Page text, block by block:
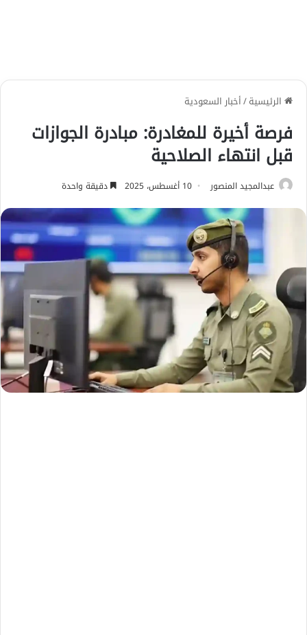
الرئيسية/أخبار السعودية
فرصة أخيرة للمغادرة: مبادرة الجوازات
قبل انتهاء الصلاحية
عبدالمجيد المنصور 10 أغسطس، 2025 دقيقة واحدة